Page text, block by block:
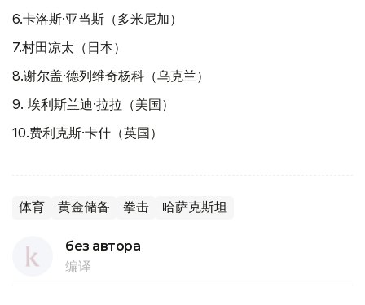
6.卡洛斯·亚当斯（多米尼加）
7.村田凉太（日本）
8.谢尔盖·德列维奇杨科（乌克兰）
9. 埃利斯兰迪·拉拉（美国）
10.费利克斯·卡什（英国）
体育 黄金储备 拳击 哈萨克斯坦
без автора
编译